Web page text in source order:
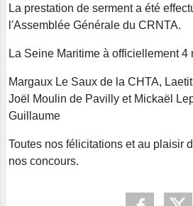
La prestation de serment a été
l'Assemblée Générale du CRNTA.
La Seine Maritime à officiellement 4
Margaux Le Saux de la CHTA,
Joël Moulin de Pavilly et Mickaël
Guillaume
Toutes nos félicitations et au plaisir
nos concours.